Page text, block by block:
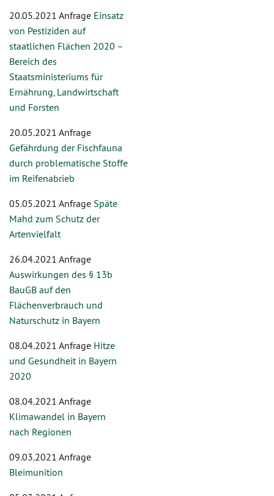
20.05.2021 Anfrage Einsatz
von Pestiziden auf
staatlichen Flächen 2020 –
Bereich des
Staatsministeriums für
Ernährung, Landwirtschaft
und Forsten
20.05.2021 Anfrage
Gefährdung der Fischfauna
durch problematische Stoffe
im Reifenabrieb
05.05.2021 Anfrage Späte
Mahd zum Schutz der
Artenvielfalt
26.04.2021 Anfrage
Auswirkungen des § 13b
BauGB auf den
Flächenverbrauch und
Naturschutz in Bayern
08.04.2021 Anfrage Hitze
und Gesundheit in Bayern
2020
08.04.2021 Anfrage
Klimawandel in Bayern
nach Regionen
09.03.2021 Anfrage
Bleimunition